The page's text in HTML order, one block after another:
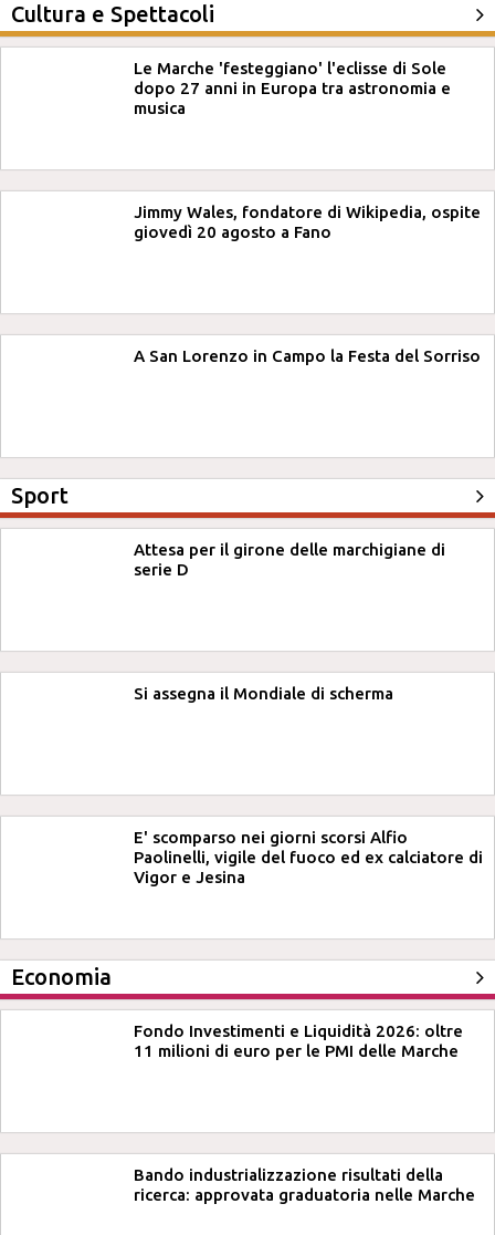
Cultura e Spettacoli
Le Marche 'festeggiano' l'eclisse di Sole
dopo 27 anni in Europa tra astronomia e
musica
Jimmy Wales, fondatore di Wikipedia, ospite
giovedì 20 agosto a Fano
A San Lorenzo in Campo la Festa del Sorriso
Sport
Attesa per il girone delle marchigiane di
serie D
Si assegna il Mondiale di scherma
E' scomparso nei giorni scorsi Alfio
Paolinelli, vigile del fuoco ed ex calciatore di
Vigor e Jesina
Economia
Fondo Investimenti e Liquidità 2026: oltre
11 milioni di euro per le PMI delle Marche
Bando industrializzazione risultati della
ricerca: approvata graduatoria nelle Marche